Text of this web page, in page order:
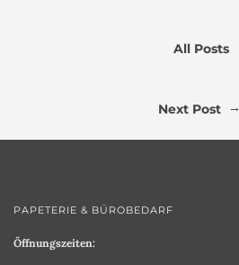
All Posts
Next Post →
PAPETERIE & BÜROBEDARF
Öffnungszeiten: